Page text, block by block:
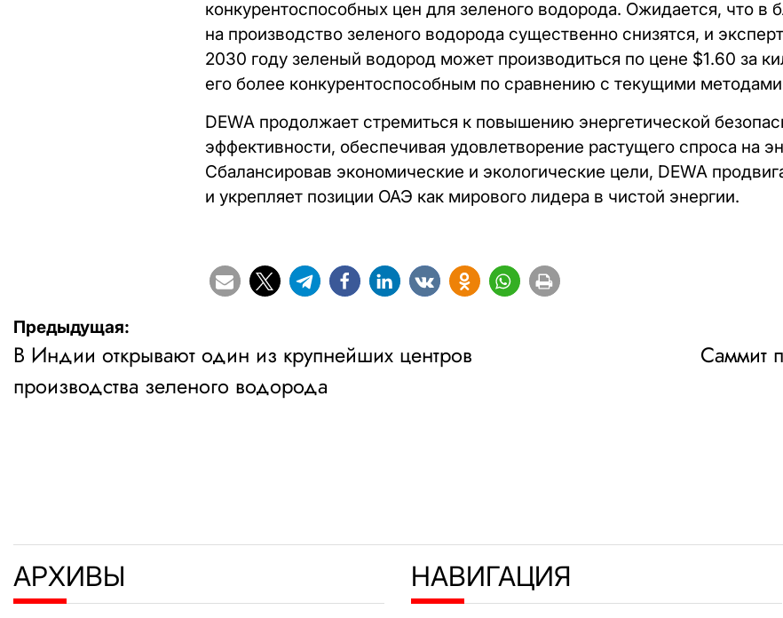
конкурентоспособных цен для зеленого водорода. Ожидается, что в
на производство зеленого водорода существенно снизятся, и
2030 году зеленый водород может производиться по цене $1.60 за
его более конкурентоспособным по сравнению с текущими
DEWA продолжает стремиться к повышению энергетической
эффективности, обеспечивая удовлетворение растущего спроса на
Сбалансировав экономические и экологические цели, DEWA
и укрепляет позиции ОАЭ как мирового лидера в чистой энергии.
Навигация
по
записям
Предыдущая:
В Индии открывают один из крупнейших центров
производства зеленого водорода
Саммит
АРХИВЫ НАВИГАЦИЯ